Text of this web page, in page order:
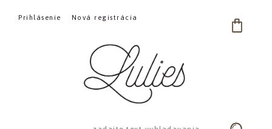
Prihlásenie Nová registrácia